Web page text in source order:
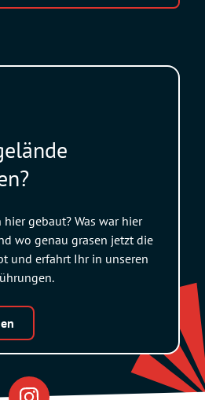
gebaut? Was war hier
wo genau grasen jetzt die
und erfahrt Ihr in unseren